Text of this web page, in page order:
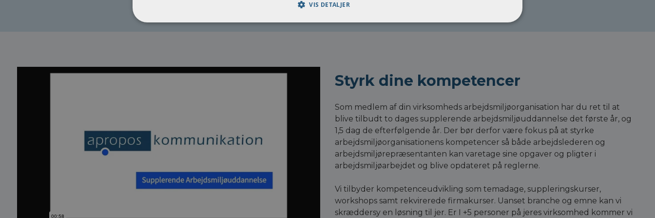
Styrk dine kompetencer
Som medlem af din virksomheds arbejdsmiljøorganisation har du ret til at
blive tilbudt to dages supplerende arbejdsmiljøuddannelse det første år, og
1,5 dag de efterfølgende år. Der bør derfor være fokus på at styrke
arbejdsmiljøorganisationens kompetencer så både arbejdslederen og
arbejdsmiljørepræsentanten kan varetage sine opgaver og pligter i
arbejdsmiljøarbejdet og blive opdateret på reglerne.
Vi tilbyder kompetenceudvikling som temadage, suppleringskurser,
workshops samt rekvirerede firmakurser. Uanset branche og emne kan vi
skræddersy en løsning til jer. Er I +5 personer på jeres virksomhed kommer vi
VIS DETALJER